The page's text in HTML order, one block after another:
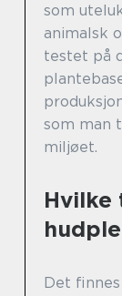
som
animalsk
testet på
som man
miljøet.
Hvilke
Det